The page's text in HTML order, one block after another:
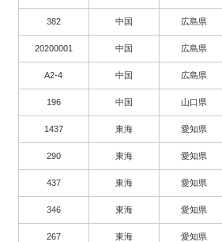
382 中国 広島県
20200001 中国 広島県
A2-4 中国 広島県
196 中国 山口県
1437 東海 愛知県
290 東海 愛知県
437 東海 愛知県
346 東海 愛知県
267 東海 愛知県